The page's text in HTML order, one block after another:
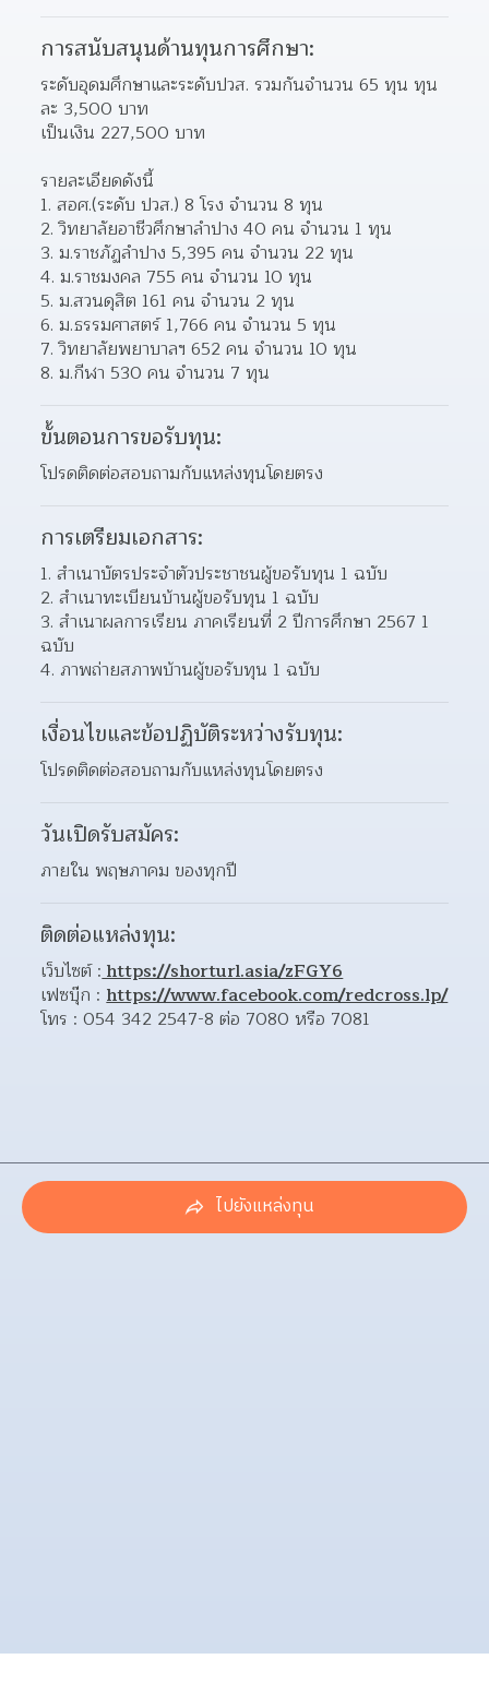
การสนับสนุนด้านทุนการศึกษา:
ระดับอุดมศึกษาและระดับปวส. รวมกันจํานวน 65 ทุน ทุน
ละ 3,500 บาท
เป็นเงิน 227,500 บาท
รายละเอียดดังนี้
1. สอศ.(ระดับ ปวส.) 8 โรง จำนวน 8 ทุน
2. วิทยาลัยอาชีวศึกษาลำปาง 40 คน จำนวน 1 ทุน
3. ม.ราชภัฏลำปาง 5,395 คน จำนวน 22 ทุน
4. ม.ราชมงคล 755 คน จำนวน 10 ทุน
5. ม.สวนดุสิต 161 คน จำนวน 2 ทุน
6. ม.ธรรมศาสตร์ 1,766 คน จำนวน 5 ทุน
7. วิทยาลัยพยาบาลฯ 652 คน จำนวน 10 ทุน
8. ม.กีฬา 530 คน จำนวน 7 ทุน
ขั้นตอนการขอรับทุน:
โปรดติดต่อสอบถามกับแหล่งทุนโดยตรง
การเตรียมเอกสาร:
สำเนาบัตรประจำตัวประชาชนผู้ขอรับทุน 1 ฉบับ
สำเนาทะเบียนบ้านผู้ขอรับทุน 1 ฉบับ
สำเนาผลการเรียน ภาคเรียนที่ 2 ปีการศึกษา 2567 1
ฉบับ
ภาพถ่ายสภาพบ้านผู้ขอรับทุน 1 ฉบับ
เงื่อนไขและข้อปฏิบัติระหว่างรับทุน:
โปรดติดต่อสอบถามกับแหล่งทุนโดยตรง
วันเปิดรับสมัคร:
ภายใน พฤษภาคม ของทุกปี
ติดต่อแหล่งทุน:
เว็บไซต์ : https://shorturl.asia/zFGY6
เฟซบุ๊ก : https://www.facebook.com/redcross.lp/
โทร : 054 342 2547-8 ต่อ 7080 หรือ 7081
ไปยังแหล่งทุน